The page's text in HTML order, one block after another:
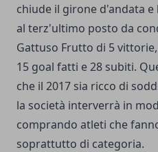
chiude il girone d'andata e
al terz'ultimo posto da
Gattuso Frutto di 5
15 goal fatti e 28 subiti.
che il 2017 sia ricco di
la società interverrà in
comprando atleti che
soprattutto di categoria.